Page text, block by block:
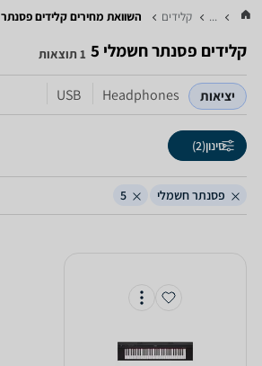
... קלידים השוואת מחירים קלידים ‏פסנתר
קלידים ‏פסנתר חשמלי ‏5 1 תוצאות
יציאות Headphones
USB
סינון(2)
פסנתר חשמלי 5